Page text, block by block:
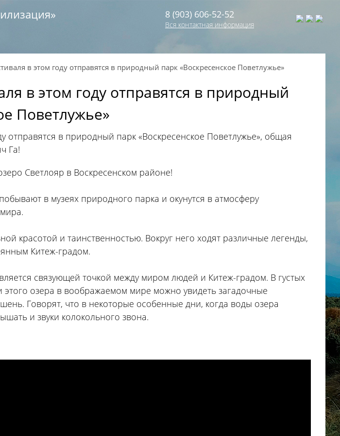
8 (903) 606-52-52
Вся контактная информация
в этом году отправятся в природный парк «Воскресенское Поветлужье»
в этом году отправятся в природный
Поветлужье»
отправятся в природный парк «Воскресенское Поветлужье», общая
Га!
Светлояр в Воскресенском районе!
в музеях природного парка и окунутся в атмосферу
красотой и таинственностью. Вокруг него ходят различные легенды,
Китеж-градом.
связующей точкой между миром людей и Китеж-градом. В густых
этого озера в воображаемом мире можно увидеть загадочные
Говорят, что в некоторые особенные дни, когда воды озера
и звуки колокольного звона.